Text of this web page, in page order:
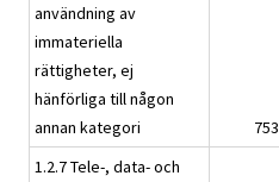
användning av
immateriella
rättigheter, ej
hänförliga till någon
annan kategori
753
1.2.7 Tele-, data- och